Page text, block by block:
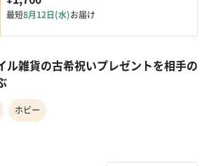
最短8月12日(水)お届け
ル雑貨の古希祝いプレゼントを相手の
ホビー